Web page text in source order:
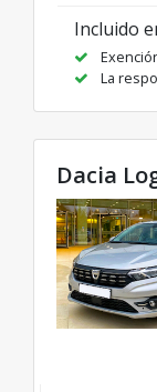
Incluido
La
Dacia